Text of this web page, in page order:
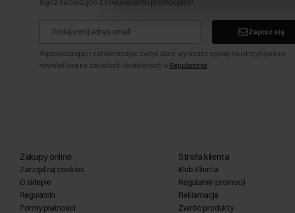
Zapisz się
Wprowadzając i zatwierdzając swoje dane wyrażasz zgodę na otrzymywanie
newslettera na zasadach określonych w Regulaminie.
Zakupy online
Zarządzaj cookies
O sklepie
Regulamin
Formy płatności
Strefa klienta
Klub Klienta
Regulamin promocji
Reklamacje
Zwróć produkty